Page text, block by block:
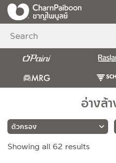
อ่างล้
แบรนด์
Showing all 62 results